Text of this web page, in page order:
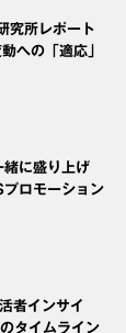
所レポート
への「適応」
に盛り上げ
ロモーション
者インサイ
タイムライン